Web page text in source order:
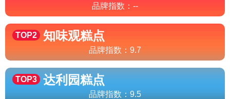
品牌指数： --
TOP2 知味观糕点
品牌指数： 9.7
TOP3 达利园糕点
品牌指数： 9.5